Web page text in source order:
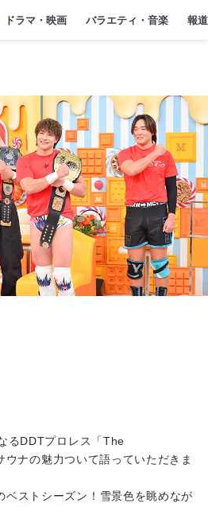
めくときを。」トップページ
TBSグループキャラクター『ワクテ
ドラマ・映画 バラエティ・音楽 報
るDDTプロレス「The
ナの魅力ついて語っていただきま
ベストシーズン！雪景色を眺めなが